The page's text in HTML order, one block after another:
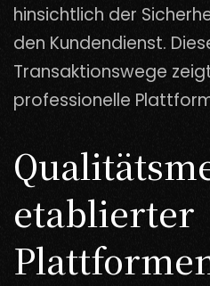
hinsichtlich der
den Kundendienst.
Transaktionswege
professionelle
etablierter